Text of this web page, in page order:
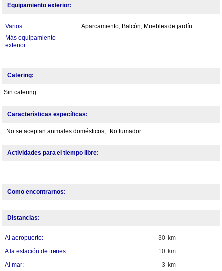
Equipamiento exterior:
Varios:
Aparcamiento, Balcón, Muebles de jardín
Más equipamiento
exterior:
Catering:
Sin catering
Características específicas:
No se aceptan animales domésticos, No fumador
Actividades para el tiempo libre:
-
Como encontrarnos:
Distancias:
30 km
Al aeropuerto:
10 km
A la estación de trenes:
3 km
Al mar: